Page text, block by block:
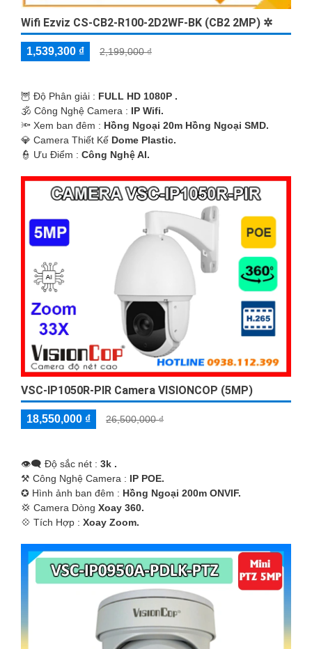
Wifi Ezviz CS-CB2-R100-2D2WF-BK (CB2 2MP) ✲
1,539,300 ₫ 2,199,000 ₫
🦉 Độ Phân giải : FULL HD 1080P .
🕉️ Công Nghệ Camera : IP Wifi.
🔦 Xem ban đêm : Hồng Ngoại 20m Hồng Ngoại SMD.
💎 Camera Thiết Kế Dome Plastic.
️👮 Ưu Điểm : Công Nghệ AI.
VSC-IP1050R-PIR Camera VISIONCOP (5MP)
18,550,000 ₫ 26,500,000 ₫
👁️‍🗨 Độ sắc nét : 3k .
⚒ Công Nghệ Camera : IP POE.
✪ Hình ảnh ban đêm : Hồng Ngoại 200m ONVIF.
💢 Camera Dòng Xoay 360.
️💠 Tích Hợp : Xoay Zoom.